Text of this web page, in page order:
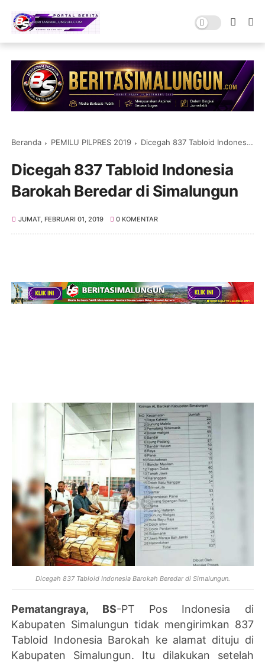
Beranda PEMILU PILPRES 2019 Dicegah 837 Tabloid Indonesia Barokah Beredar di Simalungun
Dicegah 837 Tabloid Indonesia
Barokah Beredar di Simalungun
JUMAT, FEBRUARI 01, 2019 0 KOMENTAR
Dicegah 837 Tabloid Indonesia Barokah Beredar di Simalungun.
Pematangraya, BS-PT Pos Indonesia di
Kabupaten Simalungun tidak mengirimkan 837
Tabloid Indonesia Barokah ke alamat dituju di
Kabupaten Simalungun. Itu dilakukan setelah